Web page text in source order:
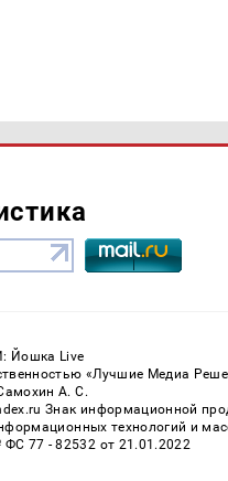
Йошка Live
«Лучшие Медиа
А. С.
Знак информационной
технологий и
77 - 82532 от 21.01.2022